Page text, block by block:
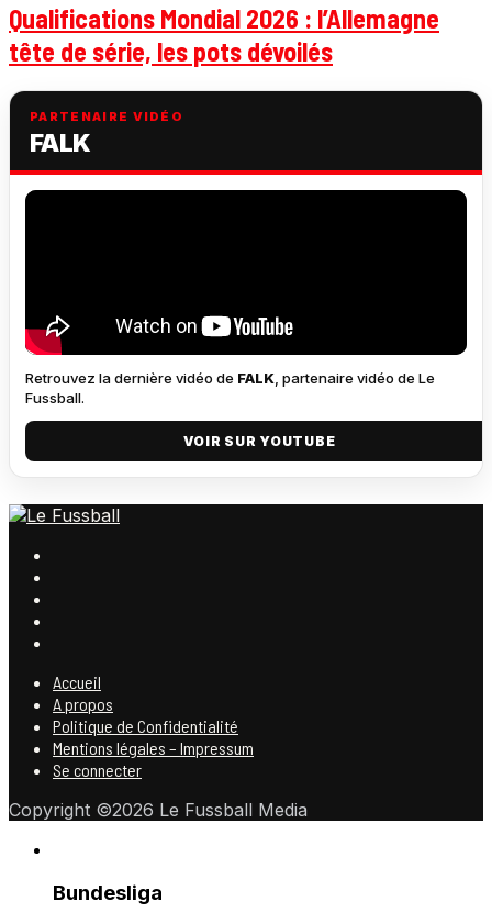
Qualifications Mondial 2026 : l’Allemagne
tête de série, les pots dévoilés
PARTENAIRE VIDÉO
FALK
Retrouvez la dernière vidéo de FALK , partenaire vidéo de Le
Fussball.
VOIR SUR YOUTUBE
Accueil
A propos
Politique de Confidentialité
Mentions légales – Impressum
Se connecter
Copyright ©2026 Le Fussball Media
Bundesliga